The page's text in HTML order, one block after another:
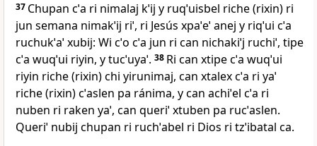
37 Chupan cˈa ri nimalaj kˈij y ruqˈuisbel riche (rixin) ri
jun semana nimakˈij riˈ, ri Jesús xpaˈeˈ anej y riqˈui cˈa
ruchukˈaˈ xubij: Wi cˈo cˈa jun ri can nichakiˈj ruchiˈ, tipe
cˈa wuqˈui riyin, y tucˈuyaˈ. 38 Ri can xtipe cˈa wuqˈui
riyin riche (rixin) chi yirunimaj, can xtalex cˈa ri yaˈ
riche (rixin) cˈaslen pa ránima, y can achiˈel cˈa ri
nuben ri raken yaˈ, can queriˈ xtuben pa rucˈaslen.
Queriˈ nubij chupan ri ruchˈabel ri Dios ri tzˈibatal ca.